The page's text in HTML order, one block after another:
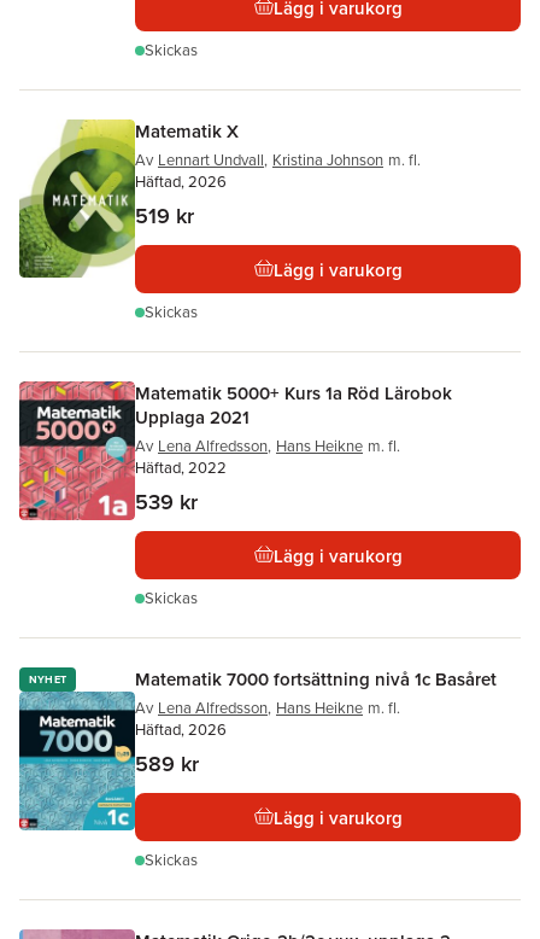
Lägg i varukorg
Skickas
Matematik X
Av Lennart Undvall, Kristina Johnson m. fl.
Häftad, 2026
519 kr
Lägg i varukorg
Skickas
Matematik 5000+ Kurs 1a Röd Lärobok
Upplaga 2021
Av Lena Alfredsson, Hans Heikne m. fl.
Häftad, 2022
539 kr
Lägg i varukorg
Skickas
NYHET Matematik 7000 fortsättning nivå 1c Basåret
Av Lena Alfredsson, Hans Heikne m. fl.
Häftad, 2026
589 kr
Lägg i varukorg
Skickas